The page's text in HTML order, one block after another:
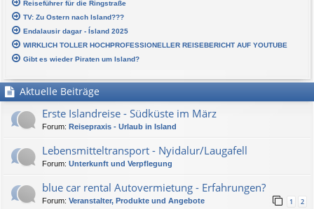
Reiseführer für die Ringstraße
TV: Zu Ostern nach Island???
Endalausir dagar - Ísland 2025
WIRKLICH TOLLER HOCHPROFESSIONELLER REISEBERICHT AUF YOUTUBE
Gibt es wieder Piraten um Island?
Aktuelle Beiträge
Erste Islandreise - Südküste im März
Forum: Reisepraxis - Urlaub in Island
Lebensmitteltransport - Nyidalur/Laugafell
Forum: Unterkunft und Verpflegung
blue car rental Autovermietung - Erfahrungen?
1 2
Forum: Veranstalter, Produkte und Angebote